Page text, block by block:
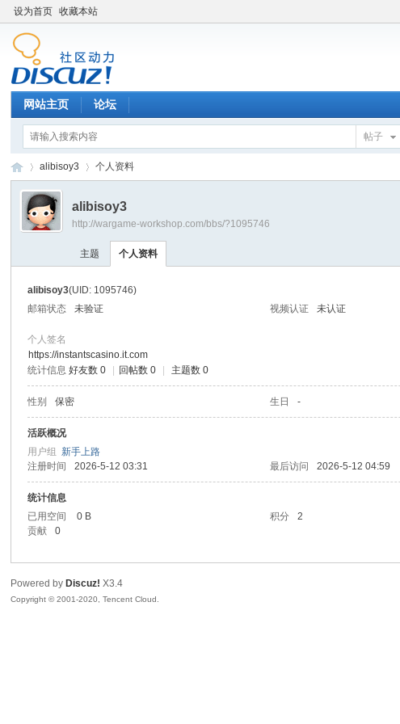
设为首页 收藏本站
网站主页 论坛
帖子
›
alibisoy3 个人资料
alibisoy3
http://wargame-workshop.com/bbs/?1095746
主题 个人资料
alibisoy3(UID: 1095746)
邮箱状态
未验证 视频认证 未认证
个人签名
https://instantscasino.it.com
统计信息 好友数 0 回帖数 0 主题数 0
性别 保密 生日 -
活跃概况
用户组新手上路
注册时间
2026-5-12 03:31 最后访问 2026-5-12 04:59
统计信息
已用空间
0 B 积分 2
贡献
0
Powered by Discuz! X3.4
Copyright © 2001-2020, Tencent Cloud.